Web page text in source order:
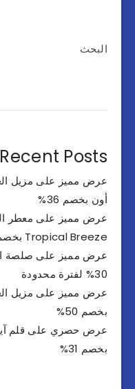
البحث
Recent Posts
أون بخصم 36%
Tropical Breeze بخصم 44%
30% لفترة محدودة
بخصم 50%
بخصم 31%